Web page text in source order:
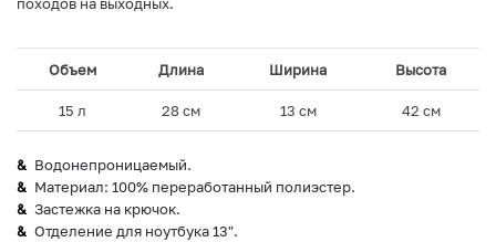
походов на выходных.
Объем Длина Ширина Высота
15 л 28 см 13 см 42 см
Водонепроницаемый.
Материал: 100% переработанный полиэстер.
Застежка на крючок.
Отделение для ноутбука 13".